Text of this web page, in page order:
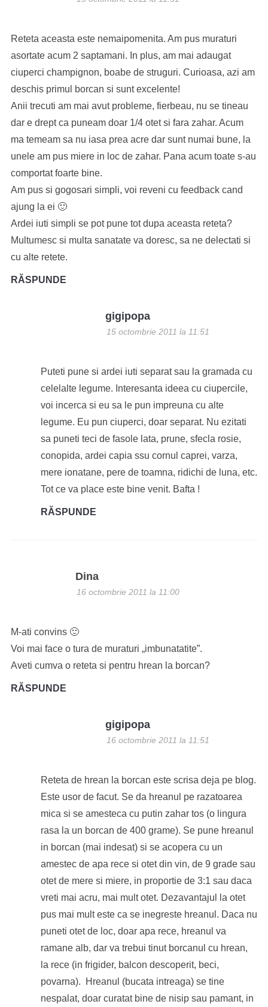
Reteta aceasta este nemaipomenita. Am pus muraturi
asortate acum 2 saptamani. In plus, am mai adaugat
ciuperci champignon, boabe de struguri. Curioasa, azi am
deschis primul borcan si sunt excelente!
Anii trecuti am mai avut probleme, fierbeau, nu se tineau
dar e drept ca puneam doar 1/4 otet si fara zahar. Acum
ma temeam sa nu iasa prea acre dar sunt numai bune, la
unele am pus miere in loc de zahar. Pana acum toate s-au
comportat foarte bine.
Am pus si gogosari simpli, voi reveni cu feedback cand
ajung la ei 🙂
Ardei iuti simpli se pot pune tot dupa aceasta reteta?
Multumesc si multa sanatate va doresc, sa ne delectati si
cu alte retete.
RĂSPUNDE
gigipopa
15 octombrie 2011 la 11:51
Puteti pune si ardei iuti separat sau la gramada cu
celelalte legume. Interesanta ideea cu ciupercile,
voi incerca si eu sa le pun impreuna cu alte
legume. Eu pun ciuperci, doar separat. Nu ezitati
sa puneti teci de fasole lata, prune, sfecla rosie,
conopida, ardei capia ssu cornul caprei, varza,
mere ionatane, pere de toamna, ridichi de luna, etc.
Tot ce va place este bine venit. Bafta !
RĂSPUNDE
Dina
16 octombrie 2011 la 11:00
M-ati convins 🙂
Voi mai face o tura de muraturi „imbunatatite”.
Aveti cumva o reteta si pentru hrean la borcan?
RĂSPUNDE
gigipopa
16 octombrie 2011 la 11:51
Reteta de hrean la borcan este scrisa deja pe blog.
Este usor de facut. Se da hreanul pe razatoarea
mica si se amesteca cu putin zahar tos (o lingura
rasa la un borcan de 400 grame). Se pune hreanul
in borcan (mai indesat) si se acopera cu un
amestec de apa rece si otet din vin, de 9 grade sau
otet de mere si miere, in proportie de 3:1 sau daca
vreti mai acru, mai mult otet. Dezavantajul la otet
pus mai mult este ca se inegreste hreanul. Daca nu
puneti otet de loc, doar apa rece, hreanul va
ramane alb, dar va trebui tinut borcanul cu hrean,
la rece (in frigider, balcon descoperit, beci,
povarna). Hreanul (bucata intreaga) se tine
nespalat, doar curatat bine de nisip sau pamant, in